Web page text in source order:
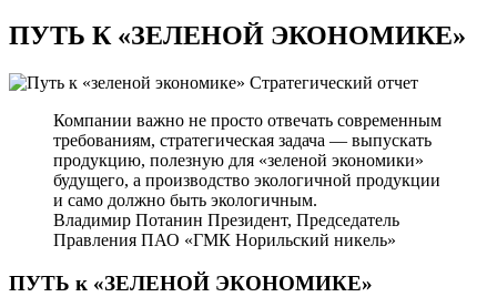
ПУТЬ К«ЗЕЛЕНОЙ ЭКОНОМИКЕ»
Стратегический отчет
Компании важно не просто отвечать современным
требованиям, стратегическая задача — выпускать
продукцию, полезную для «зеленой экономики»
будущего, а производство экологичной продукции
и само должно быть экологичным.
Владимир Потанин Президент, Председатель
Правления ПАО «ГМК Норильский никель»
ПУТЬ к «ЗЕЛЕНОЙ ЭКОНОМИКЕ»